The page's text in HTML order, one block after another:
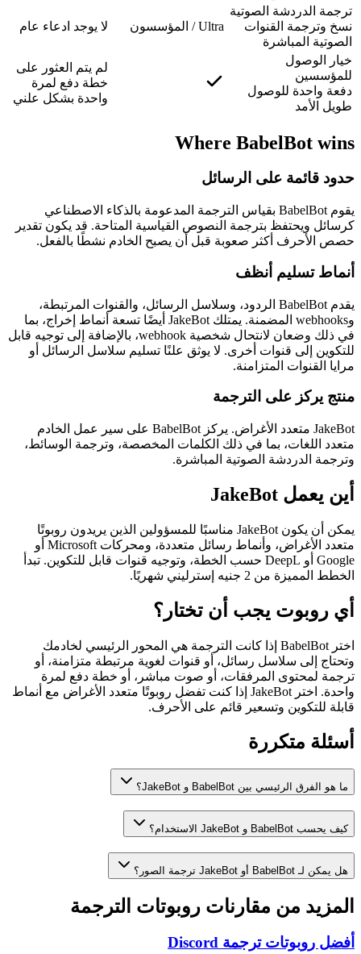
ترجمة الدردشة الصوتية
نسخ وترجمة القنوات
الصوتية المباشرة
Ultra / المؤسسون لا يوجد ادعاء عام
خيار الوصول
للمؤسسين
دفعة واحدة للوصول
طويل الأمد
لم يتم العثور على
خطة دفع لمرة
واحدة بشكل علني
Where BabelBot wins
حدود قائمة على الرسائل
يقوم BabelBot بقياس الترجمة المدعومة بالذكاء الاصطناعي
كرسائل ويحتفظ بترجمة النصوص القياسية المتاحة. قد يكون تقدير
حصص الأحرف أكثر صعوبة قبل أن يصبح الخادم نشطًا بالفعل.
أنماط تسليم أنظف
يقدم BabelBot الردود، وسلاسل الرسائل، والقنوات المرتبطة،
وwebhooks المضمنة. يمتلك JakeBot أيضًا تسعة أنماط إخراج، بما
في ذلك وضعان لانتحال شخصية webhook، بالإضافة إلى توجيه قابل
للتكوين إلى قنوات أخرى. لا يوثق علنًا تسليم سلاسل الرسائل أو
مرايا القنوات المتزامنة.
منتج يركز على الترجمة
JakeBot متعدد الأغراض. يركز BabelBot على سير عمل الخادم
متعدد اللغات، بما في ذلك الكلمات المخصصة، وترجمة الوسائط،
وترجمة الدردشة الصوتية المباشرة.
أين يعمل JakeBot
يمكن أن يكون JakeBot مناسبًا للمسؤولين الذين يريدون روبوتًا
متعدد الأغراض، وأنماط رسائل متعددة، ومحركات Microsoft أو
Google أو DeepL حسب الخطة، وتوجيه قنوات قابل للتكوين. تبدأ
الخطط المميزة من 2 جنيه إسترليني شهريًا.
أي روبوت يجب أن تختار؟
اختر BabelBot إذا كانت الترجمة هي المحور الرئيسي لخادمك
وتحتاج إلى سلاسل رسائل، أو قنوات لغوية مرتبطة متزامنة، أو
ترجمة لمحتوى المرفقات، أو صوت مباشر، أو خطة دفع لمرة
واحدة. اختر JakeBot إذا كنت تفضل روبوتًا متعدد الأغراض مع أنماط
قابلة للتكوين وتسعير قائم على الأحرف.
أسئلة متكررة
ما هو الفرق الرئيسي بين BabelBot و JakeBot؟
كيف يحسب BabelBot و JakeBot الاستخدام؟
هل يمكن لـ BabelBot أو JakeBot ترجمة الصور؟
المزيد من مقارنات روبوتات الترجمة
أفضل روبوتات ترجمة Discord